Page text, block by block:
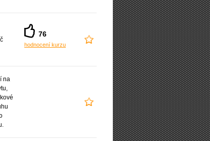
76
hodnocení kurzu
na